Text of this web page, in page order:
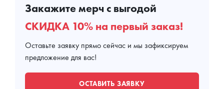
Закажите мерч с выгодой
СКИДКА 10% на первый заказ!
Оставьте заявку прямо сейчас и мы зафиксируем
предложение для вас!
ОСТАВИТЬ ЗАЯВКУ